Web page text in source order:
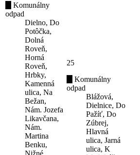
Komunálny
odpad
Dielno, Do
Potôčka,
Dolná
Roveň,
Horná
Roveň,
Hrbky,
Kamenná
ulica, Na
Bežan,
Nám. Jozefa
Likavčana,
Nám.
Martina
Benku,
Nižné
25
Komunálny
odpad
Blážová,
Dielnice, Do
Pažíť, Do
Zúbrej,
Hlavná
ulica, Jarná
ulica, K